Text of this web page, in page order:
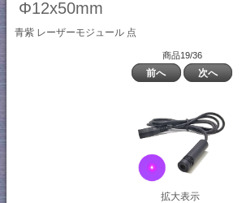
Φ12x50mm
青紫 レーザーモジュール 点
商品19/36
前へ 次へ
拡大表示